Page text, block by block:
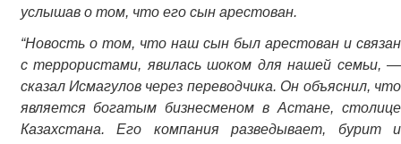
услышав о том, что его сын арестован.
“Новость о том, что наш сын был арестован и связан
с террористами, явилась шоком для нашей семьи, —
сказал Исмагулов через переводчика. Он объяснил, что
является богатым бизнесменом в Астане, столице
Казахстана. Его компания разведывает, бурит и